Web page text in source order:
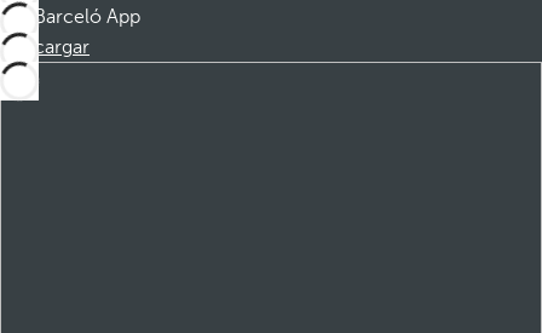
Barceló App
Descargar